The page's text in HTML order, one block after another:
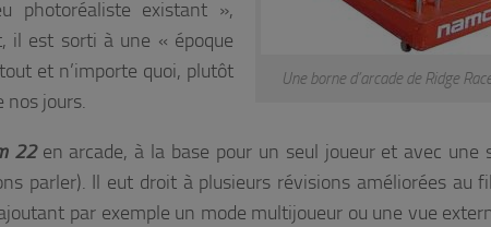
Une borne d’arcade de Ridge
photoréaliste existant »,
il est sorti à une « époque
et n’importe quoi, plutôt
nos jours.
22 en arcade, à la base pour un seul joueur et avec une
parler). Il eut droit à plusieurs révisions améliorées au
par exemple un mode multijoueur ou une vue